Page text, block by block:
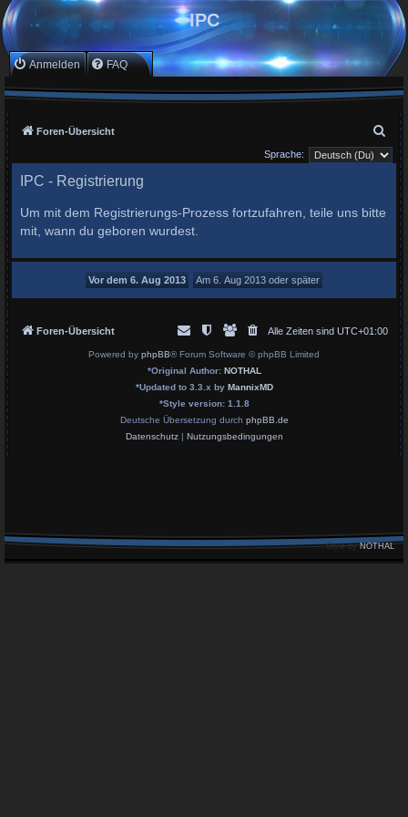
IPC
Anmelden FAQ
Foren-Übersicht
u
Sprache:
IPC - Registrierung
Um mit dem Registrierungs-Prozess fortzufahren, teile uns bitte
mit, wann du geboren wurdest.
Foren-Übersicht Alle Zeiten sind UTC+01:00
Powered by phpBB® Forum Software © phpBB Limited
*Original Author: NOTHAL
*Updated to 3.3.x by MannixMD
*Style version: 1.1.8
Deutsche Übersetzung durch phpBB.de
Datenschutz| Nutzungsbedingungen
Style byNOTHAL